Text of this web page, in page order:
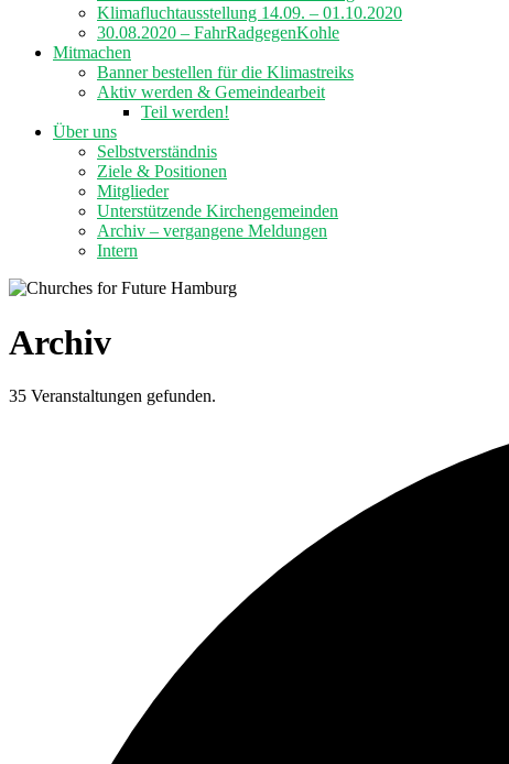
Klimafluchtausstellung 14.09. – 01.10.2020
30.08.2020 – FahrRadgegenKohle
Mitmachen
Banner bestellen für die Klimastreiks
Aktiv werden & Gemeindearbeit
Teil werden!
Über uns
Selbstverständnis
Ziele & Positionen
Mitglieder
Unterstützende Kirchengemeinden
Archiv – vergangene Meldungen
Intern
Archiv
35 Veranstaltungen gefunden.